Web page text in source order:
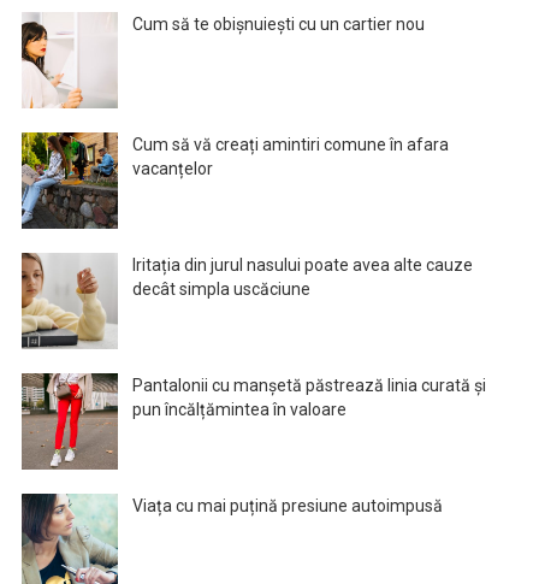
Cum să te obișnuiești cu un cartier nou
Cum să vă creați amintiri comune în afara
vacanțelor
Iritația din jurul nasului poate avea alte cauze
decât simpla uscăciune
Pantalonii cu manșetă păstrează linia curată și
pun încălțămintea în valoare
Viața cu mai puțină presiune autoimpusă